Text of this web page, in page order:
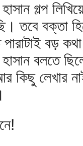
গল্প
তবে বক্তা
পারাটাই বড়
বলতে
কিছু লেখার